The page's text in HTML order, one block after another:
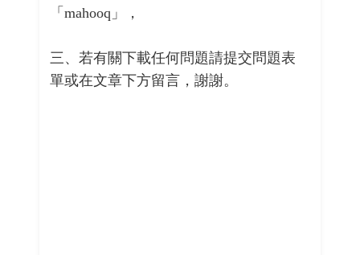
「mahooq」，
三、若有關下載任何問題請提交問題表
單或在文章下方留言，謝謝。